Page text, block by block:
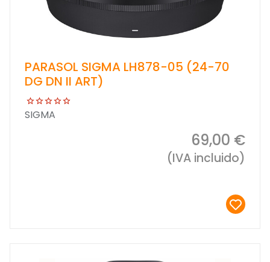
PARASOL SIGMA LH878-05 (24-70
DG DN II ART)
SIGMA
69,00 €
(IVA incluido)